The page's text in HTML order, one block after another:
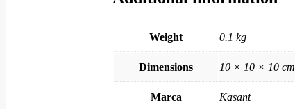
Weight 0.1 kg
Dimensions 10 × 10 × 10 cm
Marca Kasant